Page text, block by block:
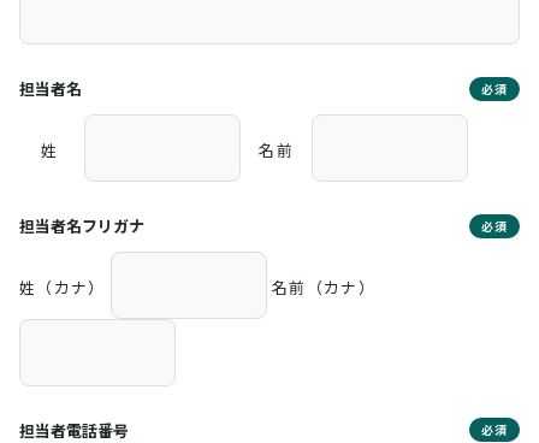
担当者名 必須
姓 名前
担当者名フリガナ 必須
姓（カナ） 名前（カナ）
担当者電話番号 必須